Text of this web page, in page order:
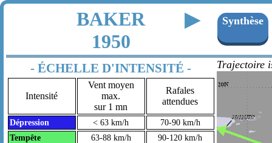
BAKER
1950
▶ Synthèse
- ÉCHELLE D'INTENSITÉ -
Intensité
Vent moyen
max.
sur 1 mn
Rafales
attendues
Dépression < 63 km/h
70-90 km/h
Tempête
63-88 km/h
90-120 km/h
Trajectoire